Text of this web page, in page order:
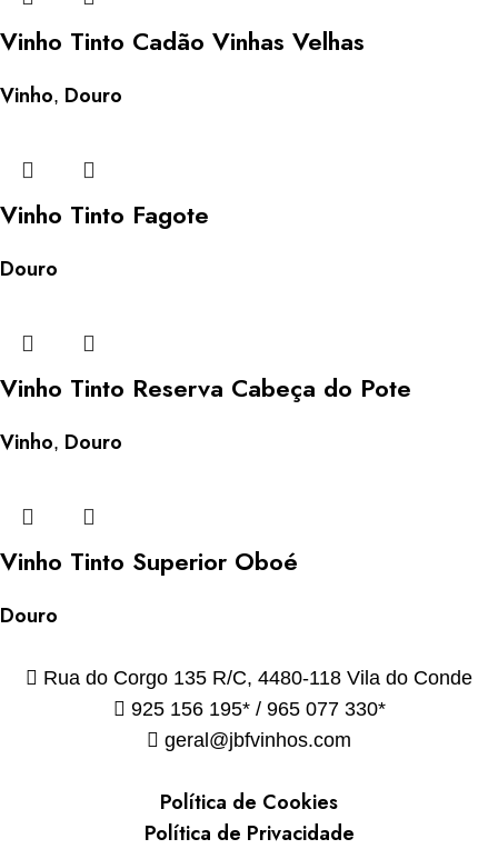
Vinho Tinto Cadão Vinhas Velhas
Vinho, Douro
Vinho Tinto Fagote
Douro
Vinho Tinto Reserva Cabeça do Pote
Vinho, Douro
Vinho Tinto Superior Oboé
Douro
Rua do Corgo 135 R/C, 4480-118 Vila do Conde
925 156 195* / 965 077 330*
geral@jbfvinhos.com
Política de Cookies
Política de Privacidade